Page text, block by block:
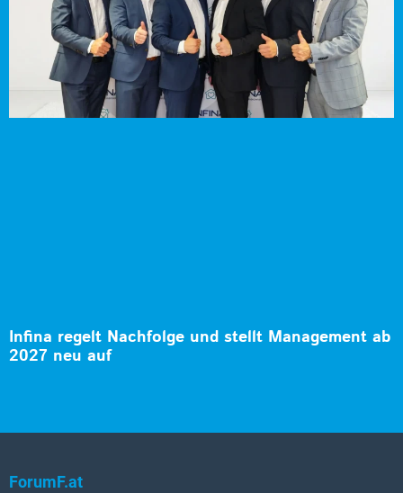
Infina regelt Nachfolge und stellt Management ab
2027 neu auf
ForumF.at